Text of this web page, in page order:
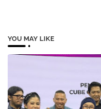
YOU MAY LIKE